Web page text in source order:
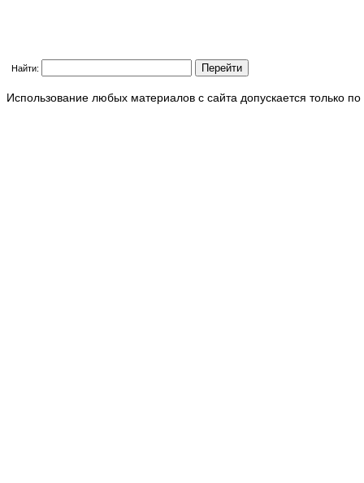
Найти:
Использование любых материалов с сайта допускается только